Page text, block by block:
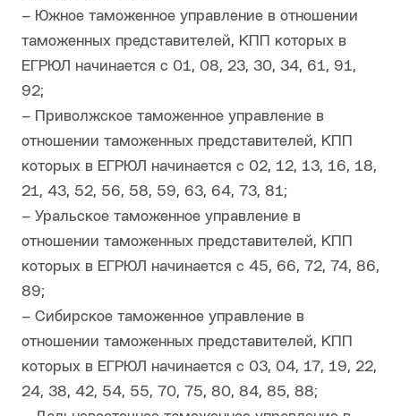
– Южное таможенное управление в отношении
таможенных представителей, КПП которых в
ЕГРЮЛ начинается с 01, 08, 23, 30, 34, 61, 91,
92;
– Приволжское таможенное управление в
отношении таможенных представителей, КПП
которых в ЕГРЮЛ начинается с 02, 12, 13, 16, 18,
21, 43, 52, 56, 58, 59, 63, 64, 73, 81;
– Уральское таможенное управление в
отношении таможенных представителей, КПП
которых в ЕГРЮЛ начинается с 45, 66, 72, 74, 86,
89;
– Сибирское таможенное управление в
отношении таможенных представителей, КПП
которых в ЕГРЮЛ начинается с 03, 04, 17, 19, 22,
24, 38, 42, 54, 55, 70, 75, 80, 84, 85, 88;